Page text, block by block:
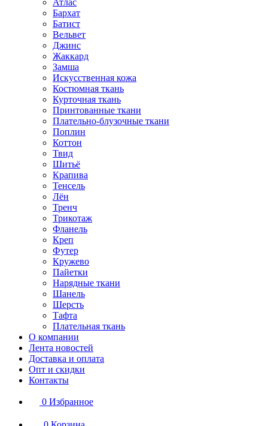
Атлас
Бархат
Батист
Вельвет
Джинс
Жаккард
Замша
Искусственная кожа
Костюмная ткань
Курточная ткань
Принтованные ткани
Плательно-блузочные ткани
Поплин
Коттон
Твид
Шитьё
Крапива
Тенсель
Лён
Тренч
Трикотаж
Фланель
Креп
Футер
Кружево
Пайетки
Нарядные ткани
Шанель
Шерсть
Тафта
Плательная ткань
О компании
Лента новостей
Доставка и оплата
Опт и скидки
Контакты
0 Избранное